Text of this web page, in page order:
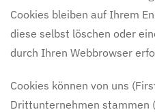
Cookies bleiben auf Ihrem
diese selbst löschen oder
durch Ihren Webbrowser
Cookies können von uns
Drittunternehmen stammen